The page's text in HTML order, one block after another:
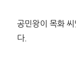
공민왕이 목화
다.